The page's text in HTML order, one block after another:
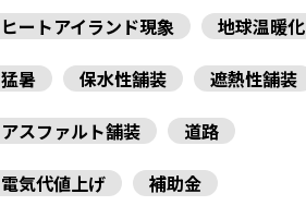
ヒートアイランド現象
地球温暖化
猛暑
保水性舗装
遮熱性舗装
アスファルト舗装
道路
電気代値上げ
補助金